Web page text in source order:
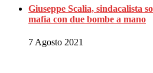
Giuseppe Scalia, sindacalista
mafia con due bombe a mano
7 Agosto 2021